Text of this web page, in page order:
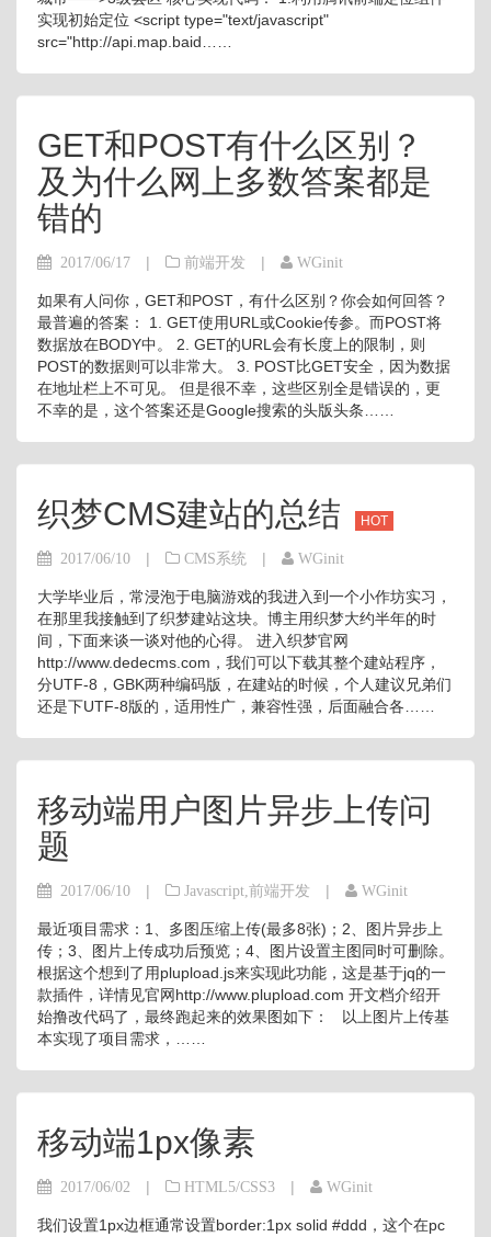
实现初始定位 <script type="text/javascript"
src="http://api.map.baid……
GET和POST有什么区别？
及为什么网上多数答案都是
错的
2017/06/17 | 前端开发 | WGinit
如果有人问你，GET和POST，有什么区别？你会如何回答？
最普遍的答案： 1. GET使用URL或Cookie传参。而POST将
数据放在BODY中。 2. GET的URL会有长度上的限制，则
POST的数据则可以非常大。 3. POST比GET安全，因为数据
在地址栏上不可见。 但是很不幸，这些区别全是错误的，更
不幸的是，这个答案还是Google搜索的头版头条……
织梦CMS建站的总结 HOT
2017/06/10 | CMS系统 | WGinit
大学毕业后，常浸泡于电脑游戏的我进入到一个小作坊实习，
在那里我接触到了织梦建站这块。博主用织梦大约半年的时
间，下面来谈一谈对他的心得。 进入织梦官网
http://www.dedecms.com，我们可以下载其整个建站程序，
分UTF-8，GBK两种编码版，在建站的时候，个人建议兄弟们
还是下UTF-8版的，适用性广，兼容性强，后面融合各……
移动端用户图片异步上传问
题
2017/06/10 | Javascript 前端开发 | WGinit
最近项目需求：1、多图压缩上传(最多8张)；2、图片异步上
传；3、图片上传成功后预览；4、图片设置主图同时可删除。
根据这个想到了用plupload.js来实现此功能，这是基于jq的一
款插件，详情见官网http://www.plupload.com 开文档介绍开
始撸改代码了，最终跑起来的效果图如下： 以上图片上传基
本实现了项目需求，……
移动端1px像素
2017/06/02 | HTML5/CSS3 | WGinit
我们设置1px边框通常设置border:1px solid #ddd，这个在pc